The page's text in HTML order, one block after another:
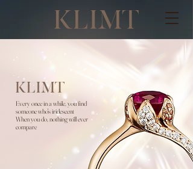
Every once in a while, you find
someone who's iridescent
When you do, nothing will ever
compare